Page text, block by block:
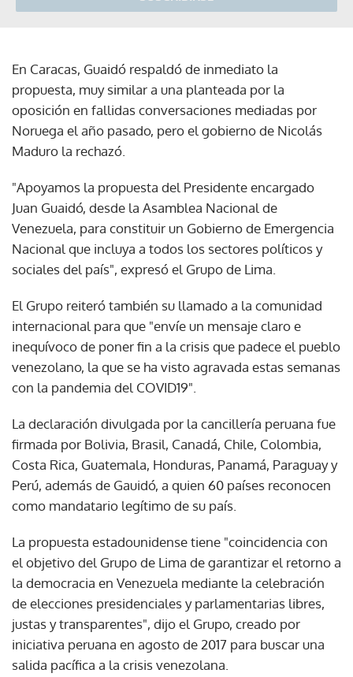
En Caracas, Guaidó respaldó de inmediato la
propuesta, muy similar a una planteada por la
oposición en fallidas conversaciones mediadas por
Noruega el año pasado, pero el gobierno de Nicolás
Maduro la rechazó.
"Apoyamos la propuesta del Presidente encargado
Juan Guaidó, desde la Asamblea Nacional de
Venezuela, para constituir un Gobierno de Emergencia
Nacional que incluya a todos los sectores políticos y
sociales del país", expresó el Grupo de Lima.
El Grupo reiteró también su llamado a la comunidad
internacional para que "envíe un mensaje claro e
inequívoco de poner fin a la crisis que padece el pueblo
venezolano, la que se ha visto agravada estas semanas
con la pandemia del COVID19".
La declaración divulgada por la cancillería peruana fue
firmada por Bolivia, Brasil, Canadá, Chile, Colombia,
Costa Rica, Guatemala, Honduras, Panamá, Paraguay y
Perú, además de Gauidó, a quien 60 países reconocen
como mandatario legítimo de su país.
La propuesta estadounidense tiene "coincidencia con
el objetivo del Grupo de Lima de garantizar el retorno a
la democracia en Venezuela mediante la celebración
de elecciones presidenciales y parlamentarias libres,
justas y transparentes", dijo el Grupo, creado por
iniciativa peruana en agosto de 2017 para buscar una
salida pacífica a la crisis venezolana.